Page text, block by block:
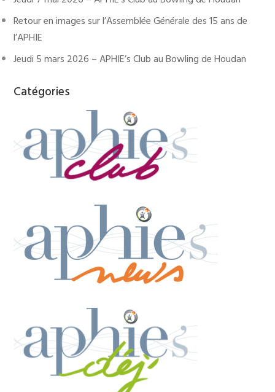
Retour en images sur l’Assemblée Générale des 15 ans de
l’APHIE
Jeudi 5 mars 2026 – APHIE’s Club au Bowling de Houdan
Catégories